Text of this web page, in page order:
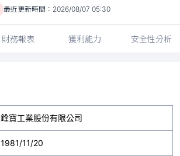
最近更新時間： 2026/08/07 05:30
財務報表 獲利能力 安全性分析
銓寶工業股份有限公司
1981/11/20